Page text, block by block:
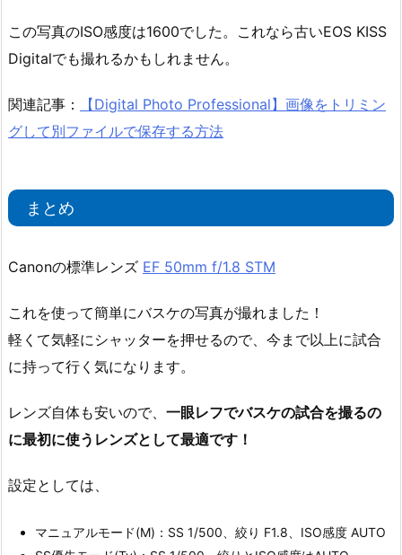
この写真のISO感度は1600でした。これなら古いEOS KISS
Digitalでも撮れるかもしれません。
関連記事：
【Digital Photo Professional】画像をトリミン
グして別ファイルで保存する方法
まとめ
Canonの標準レンズ EF 50mm f/1.8 STM
これを使って簡単にバスケの写真が撮れました！
軽くて気軽にシャッターを押せるので、今まで以上に試合
に持って行く気になります。
レンズ自体も安いので、 一眼レフでバスケの試合を撮るの
に最初に使うレンズとして最適です！
設定としては、
マニュアルモード(M)：SS 1/500、絞り F1.8、ISO感度 AUTO